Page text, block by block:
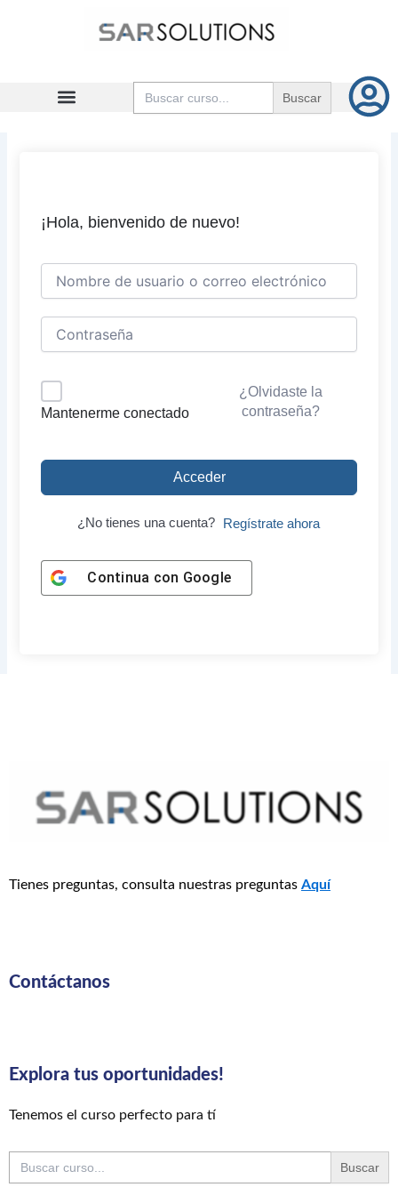
Buscar:
¡Hola, bienvenido de nuevo!
Mantenerme conectado
¿Olvidaste la
contraseña?
Acceder
¿No tienes una cuenta? Regístrate ahora
Continua con Google
Tienes preguntas, consulta nuestras preguntas Aquí
Contáctanos
Explora tus oportunidades!
Tenemos el curso perfecto para tí
Buscar: